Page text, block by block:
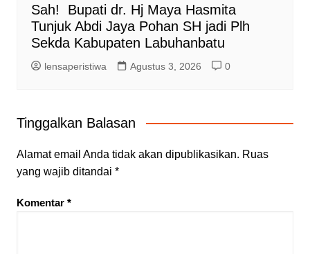
Sah! Bupati dr. Hj Maya Hasmita
Tunjuk Abdi Jaya Pohan SH jadi Plh
Sekda Kabupaten Labuhanbatu
lensaperistiwa Agustus 3, 2026 0
Tinggalkan Balasan
Alamat email Anda tidak akan dipublikasikan. Ruas
yang wajib ditandai *
Komentar *